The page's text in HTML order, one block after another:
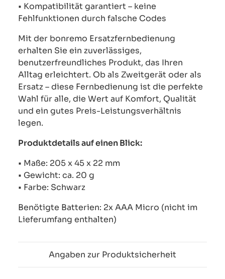
• Kompatibilität garantiert – keine
Fehlfunktionen durch falsche Codes
Mit der bonremo Ersatzfernbedienung
erhalten Sie ein zuverlässiges,
benutzerfreundliches Produkt, das Ihren
Alltag erleichtert. Ob als Zweitgerät oder als
Ersatz – diese Fernbedienung ist die perfekte
Wahl für alle, die Wert auf Komfort, Qualität
und ein gutes Preis-Leistungsverhältnis
legen.
Produktdetails auf einen Blick:
• Maße: 205 x 45 x 22 mm
• Gewicht: ca. 20 g
• Farbe: Schwarz
Benötigte Batterien: 2x AAA Micro (nicht im
Lieferumfang enthalten)
Angaben zur Produktsicherheit